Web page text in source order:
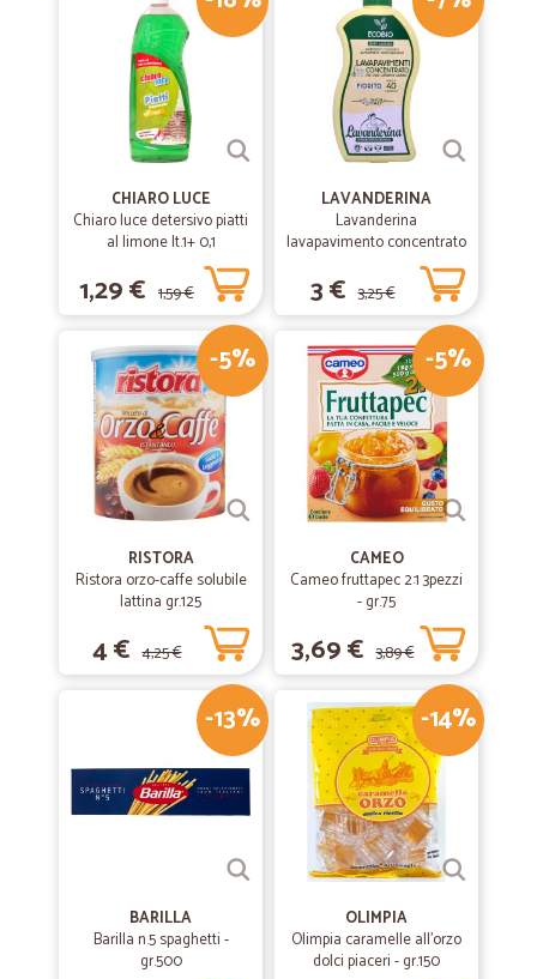
per il prodotto. Sicuramente ci saranno altri acquisti. Grazie
CHIARO LUCE
Chiaro luce detersivo piatti
al limone lt.1+ 0,1
1,29 € 1,59 €
LAVANDERINA
Lavanderina
lavapavimento concentrato
3 € 3,25 €
-5%
RISTORA
Ristora orzo-caffe solubile
lattina gr.125
4 € 4,25 €
-5%
CAMEO
Cameo fruttapec 2:1 3pezzi
- gr.75
3,69 € 3,89 €
-13%
BARILLA
Barilla n.5 spaghetti -
gr.500
-14%
OLIMPIA
Olimpia caramelle all'orzo
dolci piaceri - gr.150